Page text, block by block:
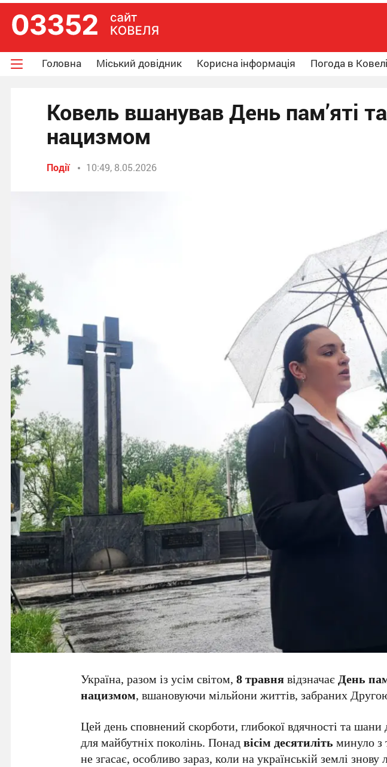
Головна Міський довідник Корисна інформація Погода в Ковелі
Ковель вшанував День пам’яті
нацизмом
Події 10:49, 8.05.2026
Україна, разом із усім світом,8 травнявідзначаєДень
нацизмом, вшановуючи мільйони життів, забраних
Цей день сповнений скорботи, глибокої вдячності та
для майбутніх поколінь. Понадвісім десятиліть минуло з
не згасає, особливо зараз, коли на українській землі